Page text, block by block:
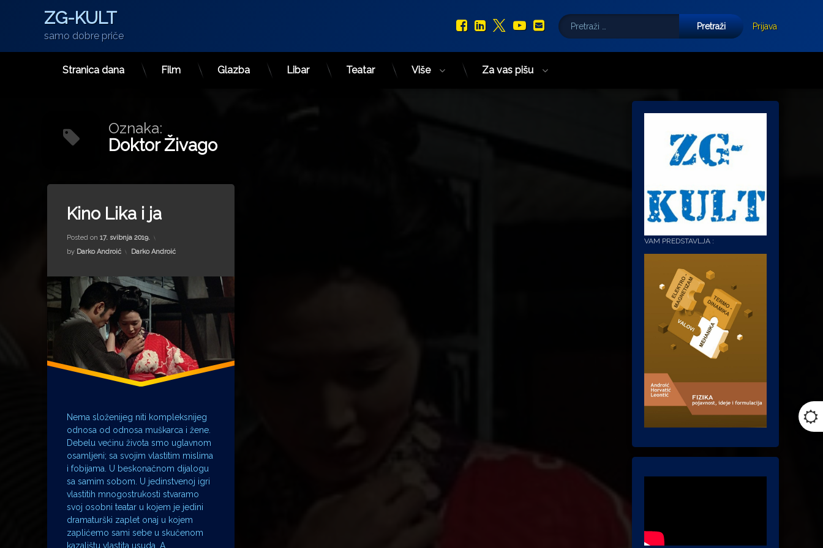
ZG-KULT
samo dobre priče
Facebook
LinkedIn
X.com
YouTube
E-mail
Pretraži:
Prijava
Stranica dana Film Glazba Libar Teatar Više Za vas pišu
Oznaka:
Doktor Živago
Kino Lika i ja
Posted on 17. svibnja 2019.
by Darko Androić Kategorije:
Darko Androić
Nema složenijeg niti kompleksnijeg
odnosa od odnosa muškarca i žene.
Debelu većinu života smo uglavnom
osamljeni; sa svojim vlastitim mislima
i fobijama. U beskonačnom dijalogu
sa samim sobom. U jedinstvenoj igri
vlastitih mnogostrukosti stvaramo
svoj osobni teatar u kojem je jedini
dramaturški zaplet onaj u kojem
zaplićemo sami sebe u skučenom
kazalištu vlastita usuda. A …
Clode Lelouch
Doktor Živago
Ennis Del Mar
Indexi
Ivana Radačić
Jack Twist
Jedan čovjek i jedna žena
Klepetan
Lada Čale Feldman
Lara Antipovna
Planina Brokeback
pornografija
Srđan Sandić
Umberto Eco
VAM PREDSTAVLJA :